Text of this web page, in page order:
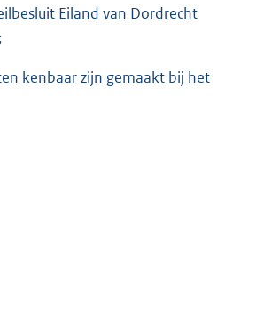
Eiland van Dordrecht
kenbaar zijn gemaakt bij het